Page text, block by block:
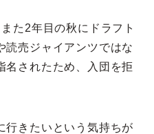
た2年目の秋にドラフト
読売ジャイアンツではな
名されたため、入団を拒
行きたいという気持ちが